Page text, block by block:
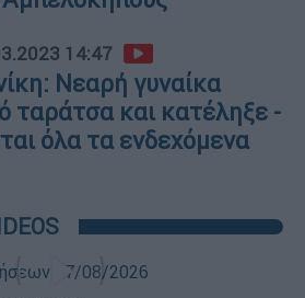
14:47
Νεαρή γυναίκα
ταράτσα και κατέληξε -
όλα τα ενδεχόμενα